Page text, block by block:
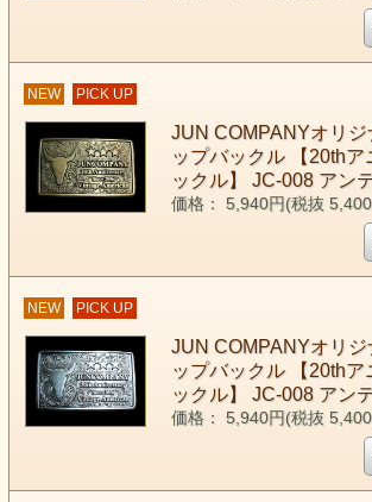
NEW PICK UP
JUN COMPANYオリジ
ップバックル 【20th
ックル】 JC-008 アン
価格： 5,940円(税抜
NEW PICK UP
JUN COMPANYオリジ
ップバックル 【20th
ックル】 JC-008 アン
価格： 5,940円(税抜